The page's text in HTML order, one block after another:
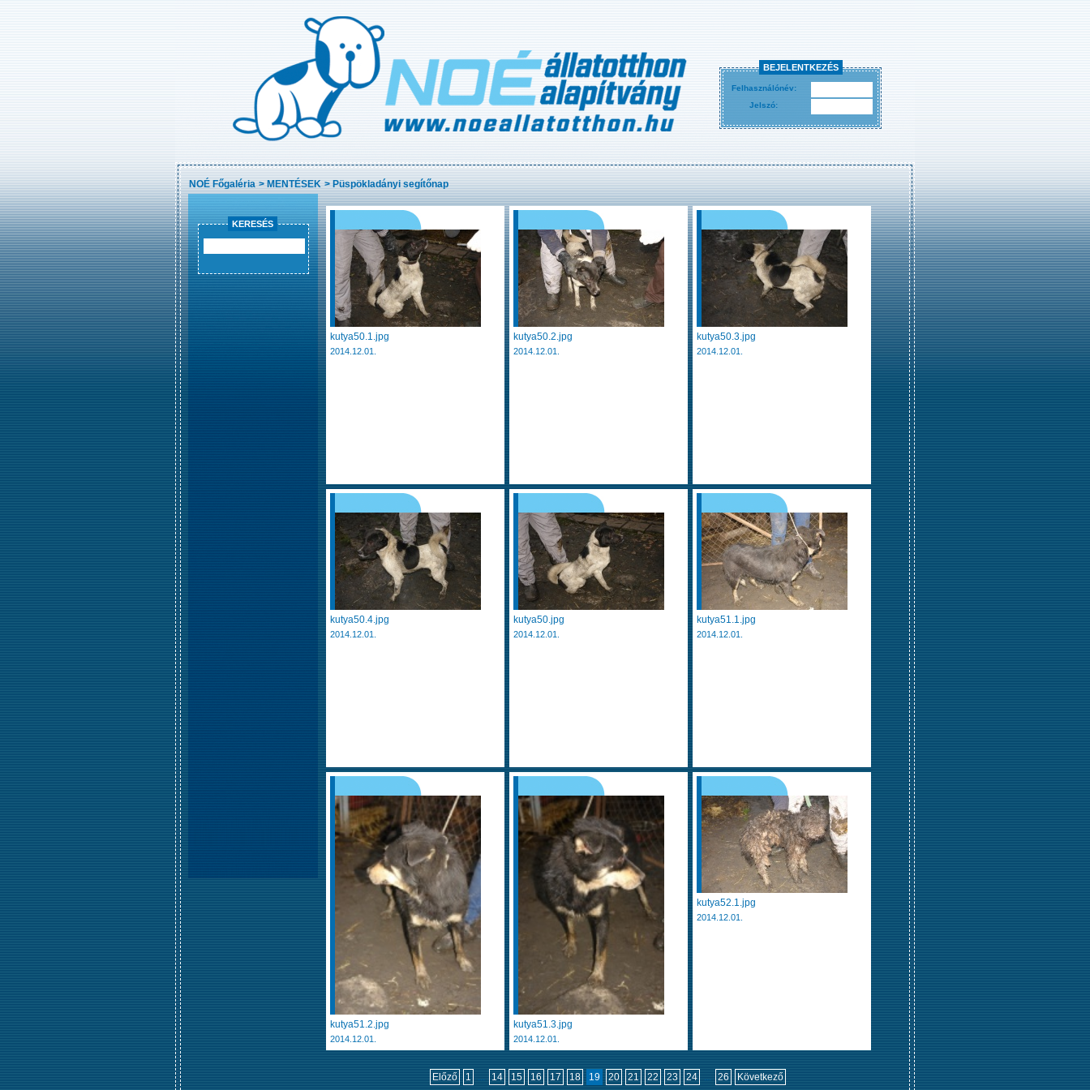
BEJELENTKEZÉS
Felhasználónév:
Jelszó:
NOÉ Főgaléria >MENTÉSEK >Püspökladányi segítőnap
KERESÉS
kutya50.1.jpg
2014.12.01.
kutya50.2.jpg
2014.12.01.
kutya50.3.jpg
2014.12.01.
kutya50.4.jpg
2014.12.01.
kutya50.jpg
2014.12.01.
kutya51.1.jpg
2014.12.01.
kutya51.2.jpg
2014.12.01.
kutya51.3.jpg
2014.12.01.
kutya52.1.jpg
2014.12.01.
Előző 1 ... 14 15 16 17 18 19 20 21 22 23 24 ... 26 Következő